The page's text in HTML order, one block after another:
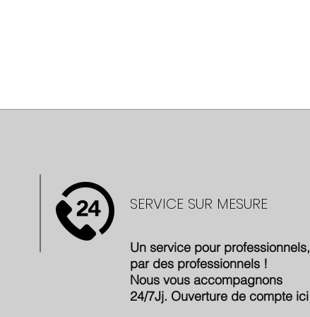
SERVICE SUR MESURE
Un service pour professionnels,
par des professionnels !
Nous vous accompagnons
24/7Jj. Ouverture de compte ici